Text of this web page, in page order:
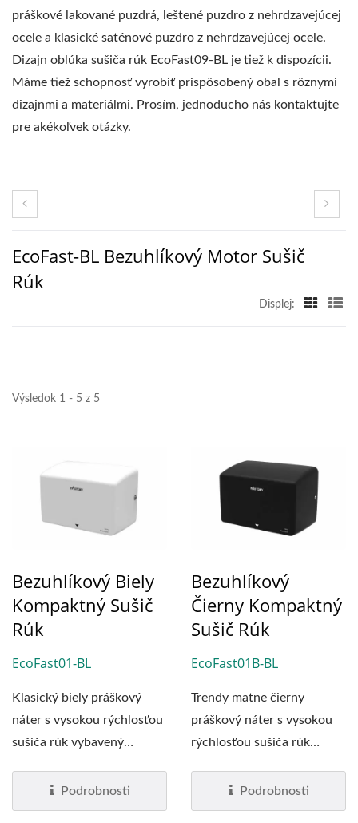
práškové lakované puzdrá, leštené puzdro z nehrdzavejúcej
ocele a klasické saténové puzdro z nehrdzavejúcej ocele.
Dizajn oblúka sušiča rúk EcoFast09-BL je tiež k dispozícii.
Máme tiež schopnosť vyrobiť prispôsobený obal s rôznymi
dizajnmi a materiálmi. Prosím, jednoducho nás kontaktujte
pre akékoľvek otázky.
EcoFast-BL Bezuhlíkový Motor Sušič
Rúk
Displej:
Výsledok 1 - 5 z 5
Bezuhlíkový Biely
Kompaktný Sušič
Rúk
EcoFast01-BL
Klasický biely práškový
náter s vysokou rýchlosťou
sušiča rúk vybavený
Podrobnosti
Bezuhlíkový
Čierny Kompaktný
Sušič Rúk
EcoFast01B-BL
Trendy matne čierny
práškový náter s vysokou
rýchlosťou sušiča rúk
Podrobnosti